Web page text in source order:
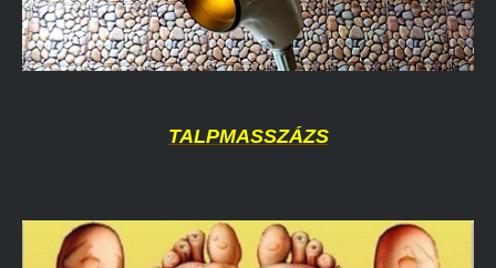
TALPMASSZÁZS